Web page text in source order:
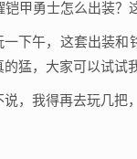
一下午，这套出装和
的猛，大家可以试试
说，我得再去玩几把